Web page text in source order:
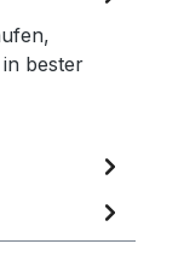
bester